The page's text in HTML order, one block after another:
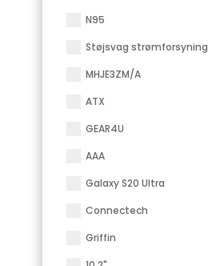
N95
Støjsvag strømforsyning
MHJE3ZM/A
ATX
GEAR4U
AAA
Galaxy S20 Ultra
Connectech
Griffin